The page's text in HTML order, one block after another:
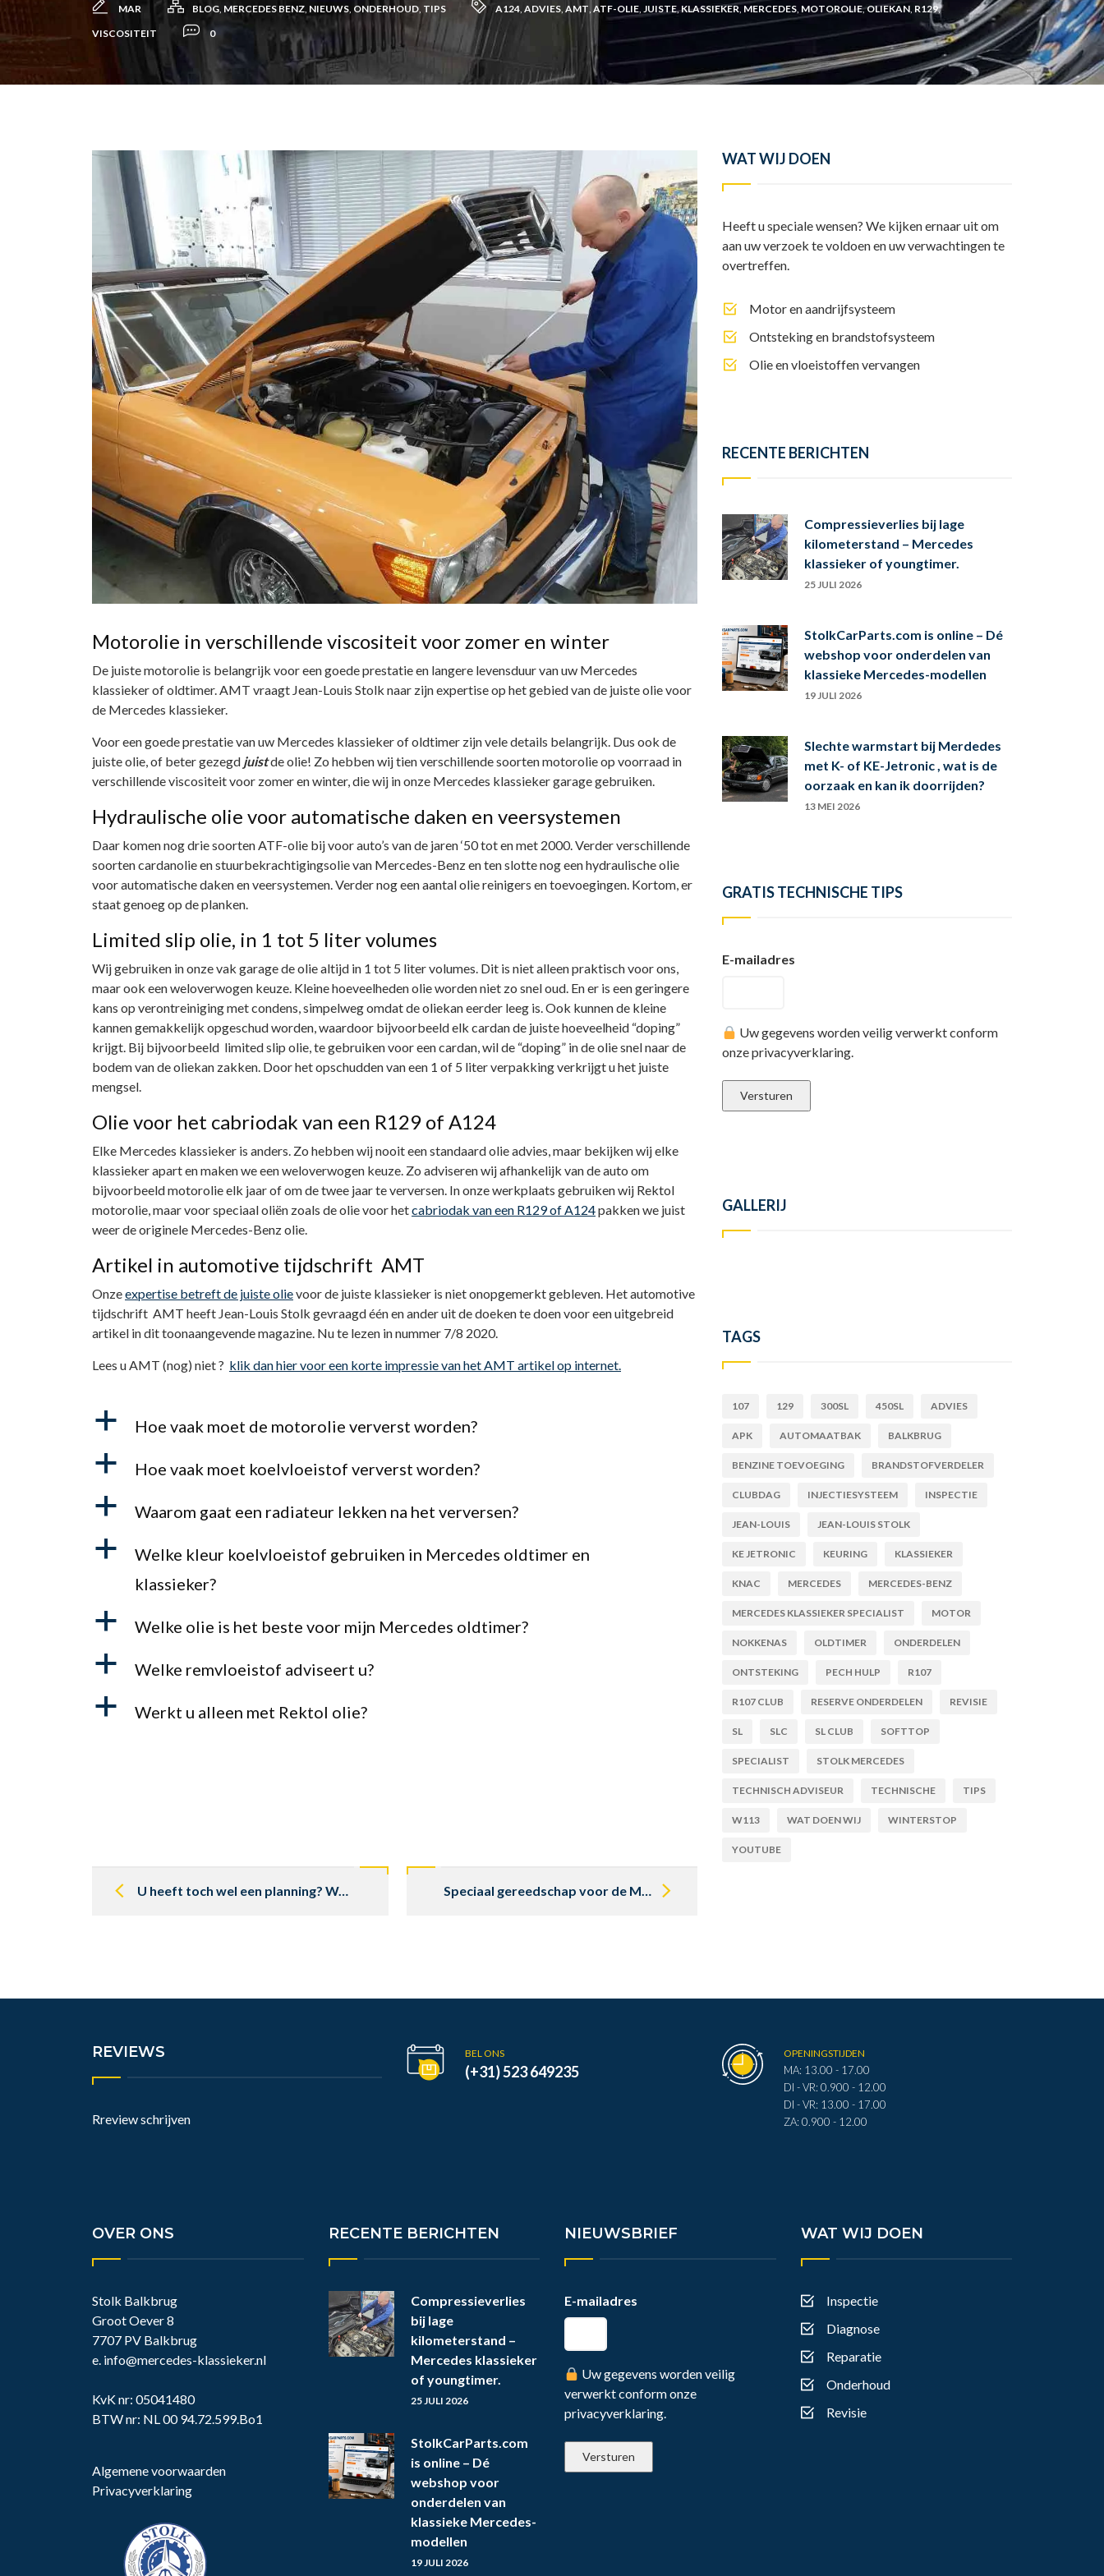
MAR BLOG, MERCEDES BENZ, NIEUWS, ONDERHOUD, TIPS A124, ADVIES, AMT, ATF-OLIE, JUISTE,KLASSIEKER, MERCEDES, MOTOROLIE,OLIEKAN, R129,
VISCOSITEIT
0
Motorolie in verschillende viscositeit voor zomer en winter
De juiste motorolie is belangrijk voor een goede prestatie en langere levensduur van uw Mercedes
klassieker of oldtimer. AMT vraagt Jean-Louis Stolk naar zijn expertise op het gebied van de juiste olie voor
de Mercedes klassieker.
Voor een goede prestatie van uw Mercedes klassieker of oldtimer zijn vele details belangrijk. Dus ook de
juiste olie, of beter gezegd juistde olie! Zo hebben wij tien verschillende soorten motorolie op voorraad in
verschillende viscositeit voor zomer en winter, die wij in onze Mercedes klassieker garage gebruiken.
Hydraulische olie voor automatische daken en veersystemen
Daar komen nog drie soorten ATF-olie bij voor auto’s van de jaren ‘50 tot en met 2000. Verder verschillende
soorten cardanolie en stuurbekrachtigingsolie van Mercedes-Benz en ten slotte nog een hydraulische olie
voor automatische daken en veersystemen. Verder nog een aantal olie reinigers en toevoegingen. Kortom, er
staat genoeg op de planken.
Limited slip olie, in 1 tot 5 liter volumes
Wij gebruiken in onze vak garage de olie altijd in 1 tot 5 liter volumes. Dit is niet alleen praktisch voor ons,
maar ook een weloverwogen keuze. Kleine hoeveelheden olie worden niet zo snel oud. En er is een geringere
kans op verontreiniging met condens, simpelweg omdat de oliekan eerder leeg is. Ook kunnen de kleine
kannen gemakkelijk opgeschud worden, waardoor bijvoorbeeld elk cardan de juiste hoeveelheid “doping”
krijgt. Bij bijvoorbeeld limited slip olie, te gebruiken voor een cardan, wil de “doping” in de olie snel naar de
bodem van de oliekan zakken. Door het opschudden van een 1 of 5 liter verpakking verkrijgt u het juiste
mengsel.
Olie voor het cabriodak van een R129 of A124
Elke Mercedes klassieker is anders. Zo hebben wij nooit een standaard olie advies, maar bekijken wij elke
klassieker apart en maken we een weloverwogen keuze. Zo adviseren wij afhankelijk van de auto om
bijvoorbeeld motorolie elk jaar of om de twee jaar te verversen. In onze werkplaats gebruiken wij Rektol
motorolie, maar voor speciaal oliën zoals de olie voor hetcabriodak van een R129 of A124pakken we juist
weer de originele Mercedes-Benz olie.
Artikel in automotive tijdschrift AMT
Onzeexpertise betreft de juiste olievoor de juiste klassieker is niet onopgemerkt gebleven. Het automotive
tijdschrift AMT heeft Jean-Louis Stolk gevraagd één en ander uit de doeken te doen voor een uitgebreid
artikel in dit toonaangevende magazine. Nu te lezen in nummer 7/8 2020.
Lees u AMT (nog) niet ? klik dan hier voor een korte impressie van het AMT artikel op internet.
a Hoe vaak moet de motorolie ververst worden?
a Hoe vaak moet koelvloeistof ververst worden?
a Waarom gaat een radiateur lekken na het verversen?
a
Welke kleur koelvloeistof gebruiken in Mercedes oldtimer en
klassieker?
a Welke olie is het beste voor mijn Mercedes oldtimer?
a Welke remvloeistof adviseert u?
a Werkt u alleen met Rektol olie?
navigation
U heeft toch wel een planning? Wanneer is mijn auto klaar? Speciaal gereedschap voor de Mercedes klassieker
WAT WIJ DOEN
Heeft u speciale wensen? We kijken ernaar uit om
aan uw verzoek te voldoen en uw verwachtingen te
overtreffen.
Motor en aandrijfsysteem
Ontsteking en brandstofsysteem
Olie en vloeistoffen vervangen
RECENTE BERICHTEN
Compressieverlies bij lage
kilometerstand – Mercedes
klassieker of youngtimer.
25 JULI 2026
StolkCarParts.com is online – Dé
webshop voor onderdelen van
klassieke Mercedes-modellen
19 JULI 2026
Slechte warmstart bij Merdedes
met K- of KE-Jetronic , wat is de
oorzaak en kan ik doorrijden?
13 MEI 2026
GRATIS TECHNISCHE TIPS
E-mailadres
Uw gegevens worden veilig verwerkt conform
onze privacyverklaring.
GALLERIJ
TAGS
107 129 300SL 450SL ADVIES
APK AUTOMAATBAK BALKBRUG
BENZINE TOEVOEGING BRANDSTOFVERDELER
CLUBDAG INJECTIESYSTEEM INSPECTIE
JEAN-LOUIS JEAN-LOUIS STOLK
KE JETRONIC KEURING KLASSIEKER
KNAC MERCEDES MERCEDES-BENZ
MERCEDES KLASSIEKER SPECIALIST MOTOR
NOKKENAS OLDTIMER ONDERDELEN
ONTSTEKING PECH HULP R107
R107 CLUB RESERVE ONDERDELEN REVISIE
SL SLC SL CLUB SOFTTOP
SPECIALIST STOLK MERCEDES
TECHNISCH ADVISEUR TECHNISCHE TIPS
W113 WAT DOEN WIJ WINTERSTOP
YOUTUBE
REVIEWS
Rreview schrijven
BEL ONS
(+31) 523 649235
OPENINGSTIJDEN
MA: 13.00 - 17.00
DI - VR: 0.900 - 12.00
DI - VR: 13.00 - 17.00
ZA: 0.900 - 12.00
OVER ONS
Stolk Balkbrug
Groot Oever 8
7707 PV Balkbrug
e. info@mercedes-klassieker.nl
KvK nr: 05041480
BTW nr: NL 00 94.72.599.Bo1
Algemene voorwaarden
Privacyverklaring
RECENTE BERICHTEN
Compressieverlies
bij lage
kilometerstand –
Mercedes klassieker
of youngtimer.
25 JULI 2026
StolkCarParts.com
is online – Dé
webshop voor
onderdelen van
klassieke Mercedes-
modellen
19 JULI 2026
NIEUWSBRIEF
E-mailadres
Uw gegevens worden veilig
verwerkt conform onze
privacyverklaring.
WAT WIJ DOEN
Inspectie
Diagnose
Reparatie
Onderhoud
Revisie
I
n
A
p
p
L
i
n
l
e
n